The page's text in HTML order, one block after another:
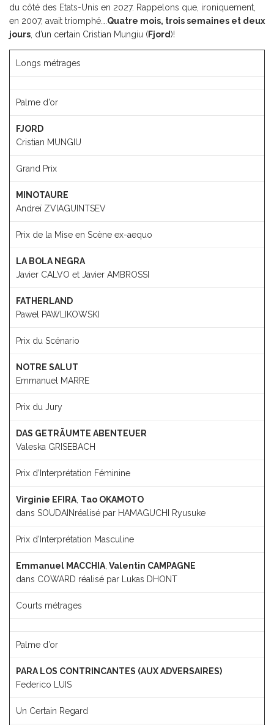
du côté des Etats-Unis en 2027. Rappelons que, ironiquement,
en 2007, avait triomphé….Quatre mois, trois semaines et deux
jours, d’un certain Cristian Mungiu (Fjord)!
Longs métrages
Palme d’or
FJORD
Cristian MUNGIU
Grand Prix
MINOTAURE
Andreï ZVIAGUINTSEV
Prix de la Mise en Scène ex-aequo
LA BOLA NEGRA
Javier CALVO et Javier AMBROSSI
FATHERLAND
Pawel PAWLIKOWSKI
Prix du Scénario
NOTRE SALUT
Emmanuel MARRE
Prix du Jury
DAS GETRÄUMTE ABENTEUER
Valeska GRISEBACH
Prix d’Interprétation Féminine
Virginie EFIRA, Tao OKAMOTO
dans SOUDAINréalisé par HAMAGUCHI Ryusuke
Prix d’Interprétation Masculine
Emmanuel MACCHIA, Valentin CAMPAGNE
dans COWARD réalisé par Lukas DHONT
Courts métrages
Palme d’or
PARA LOS CONTRINCANTES (AUX ADVERSAIRES)
Federico LUIS
Un Certain Regard